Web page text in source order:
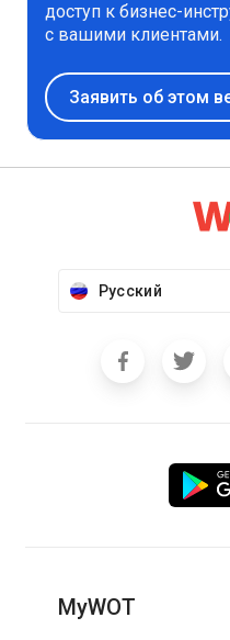
доступ к бизнес-
с вашими клиентами.
Заявить об этом
Русский
MyWOT